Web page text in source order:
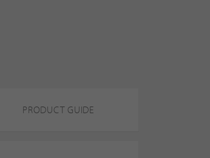
PRODUCT GUIDE